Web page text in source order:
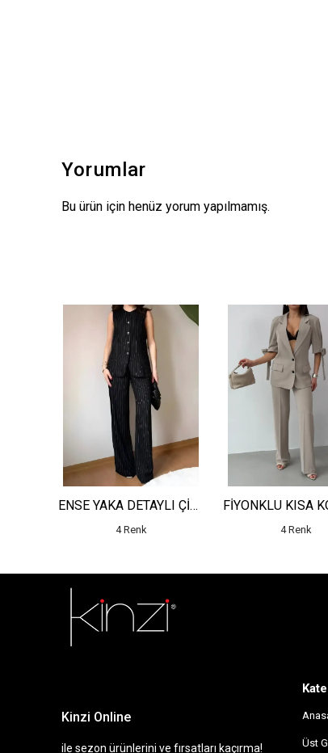
Yorumlar
Bu ürün için henüz yorum yapılmamış.
ENSE YAKA DETAYLI ÇİZGİLİ YELEK - YÜKSEK BEL DETAYLI ÇİZGİLİ PANTOLON
4 Renk 4 Renk
Üst
Kinzi Online
ile sezon ürünlerini ve fırsatları kaçırma!